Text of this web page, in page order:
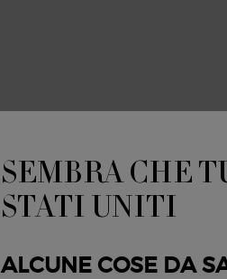
SEMBRA CHE
STATI UNITI
ALCUNE COSE DA